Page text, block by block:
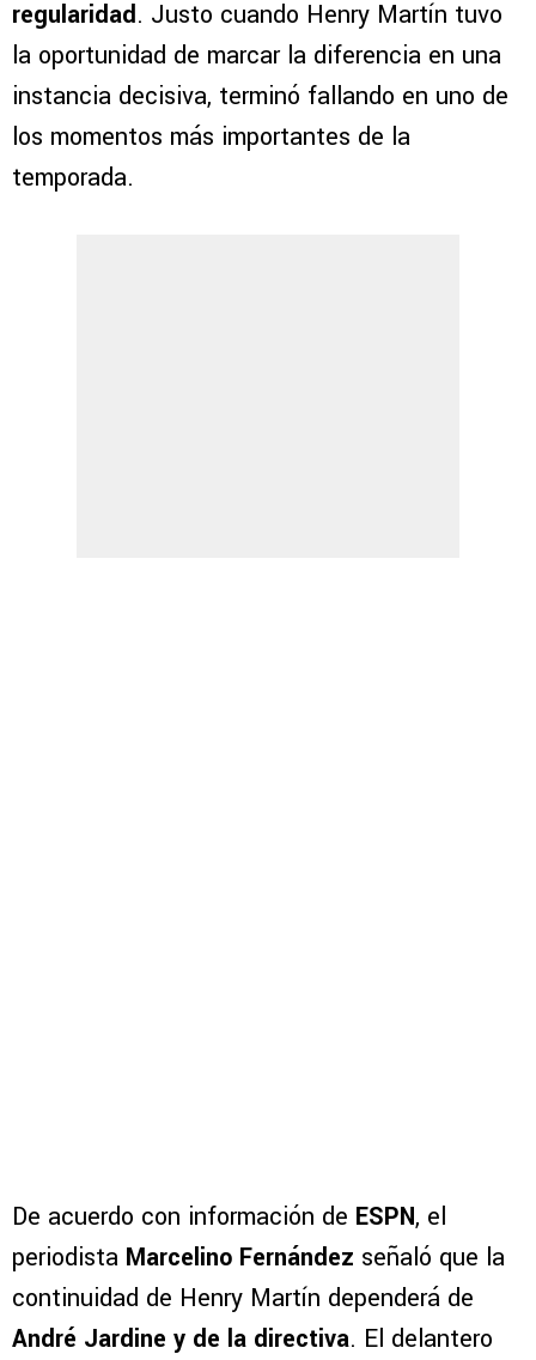
regularidad. Justo cuando Henry Martín tuvo
la oportunidad de marcar la diferencia en una
instancia decisiva, terminó fallando en uno de
los momentos más importantes de la
temporada.
De acuerdo con información de ESPN, el
periodista Marcelino Fernández señaló que la
continuidad de Henry Martín dependerá de
André Jardine y de la directiva. El delantero